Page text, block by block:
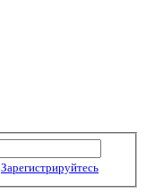
Зарегистрируйтесь